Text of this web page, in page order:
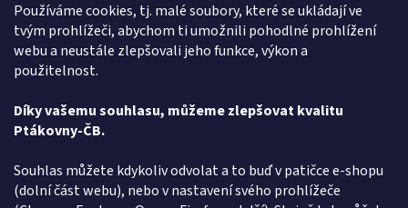
Používáme cookies, tj. malé soubory, které se ukládají ve
tvým prohlížeči, abychom ti umožnili pohodlné prohlížení
webu a neustále zlepšovali jeho funkce, výkon a
použitelnost.
Díky vašemu souhlasu, můžeme zlepšovat kvalitu
Ptákovny-ČB.
Souhlas můžete kdykoliv odvolat a to buď v patičce e-shopu
(dolní část webu), nebo v nastavení svého prohlížeče
AT Alena Trchova
Hodnocení obchodu je 5 z 5 hvězdiček.
5.8.2026
Způsob ověřování recenzí